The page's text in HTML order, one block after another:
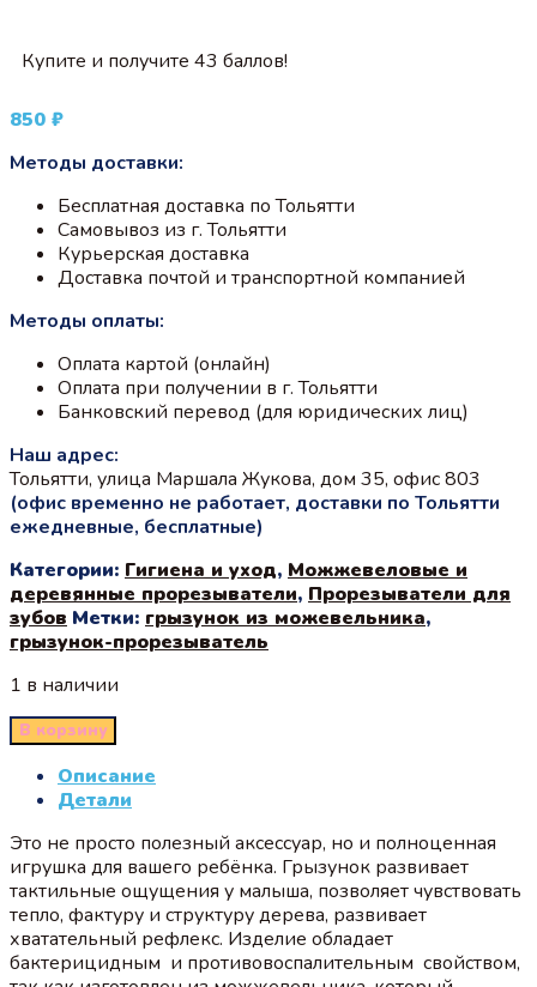
Купите и получите 43 баллов!
850 ₽
Методы доставки:
Бесплатная доставка по Тольятти
Самовывоз из г. Тольятти
Курьерская доставка
Доставка почтой и транспортной компанией
Методы оплаты:
Оплата картой (онлайн)
Оплата при получении в г. Тольятти
Банковский перевод (для юридических лиц)
Наш адрес:
Тольятти, улица Маршала Жукова, дом 35, офис 803
(офис временно не работает, доставки по Тольятти
ежедневные, бесплатные)
Категории: Гигиена и уход, Можжевеловые и
деревянные прорезыватели, Прорезыватели для
зубов Метки: грызунок из можевельника,
грызунок-прорезыватель
1 в наличии
В корзину
Описание
Детали
Это не просто полезный аксессуар, но и полноценная
игрушка для вашего ребёнка. Грызунок развивает
тактильные ощущения у малыша, позволяет чувствовать
тепло, фактуру и структуру дерева, развивает
хватательный рефлекс. Изделие обладает
бактерицидным и противовоспалительным свойством,